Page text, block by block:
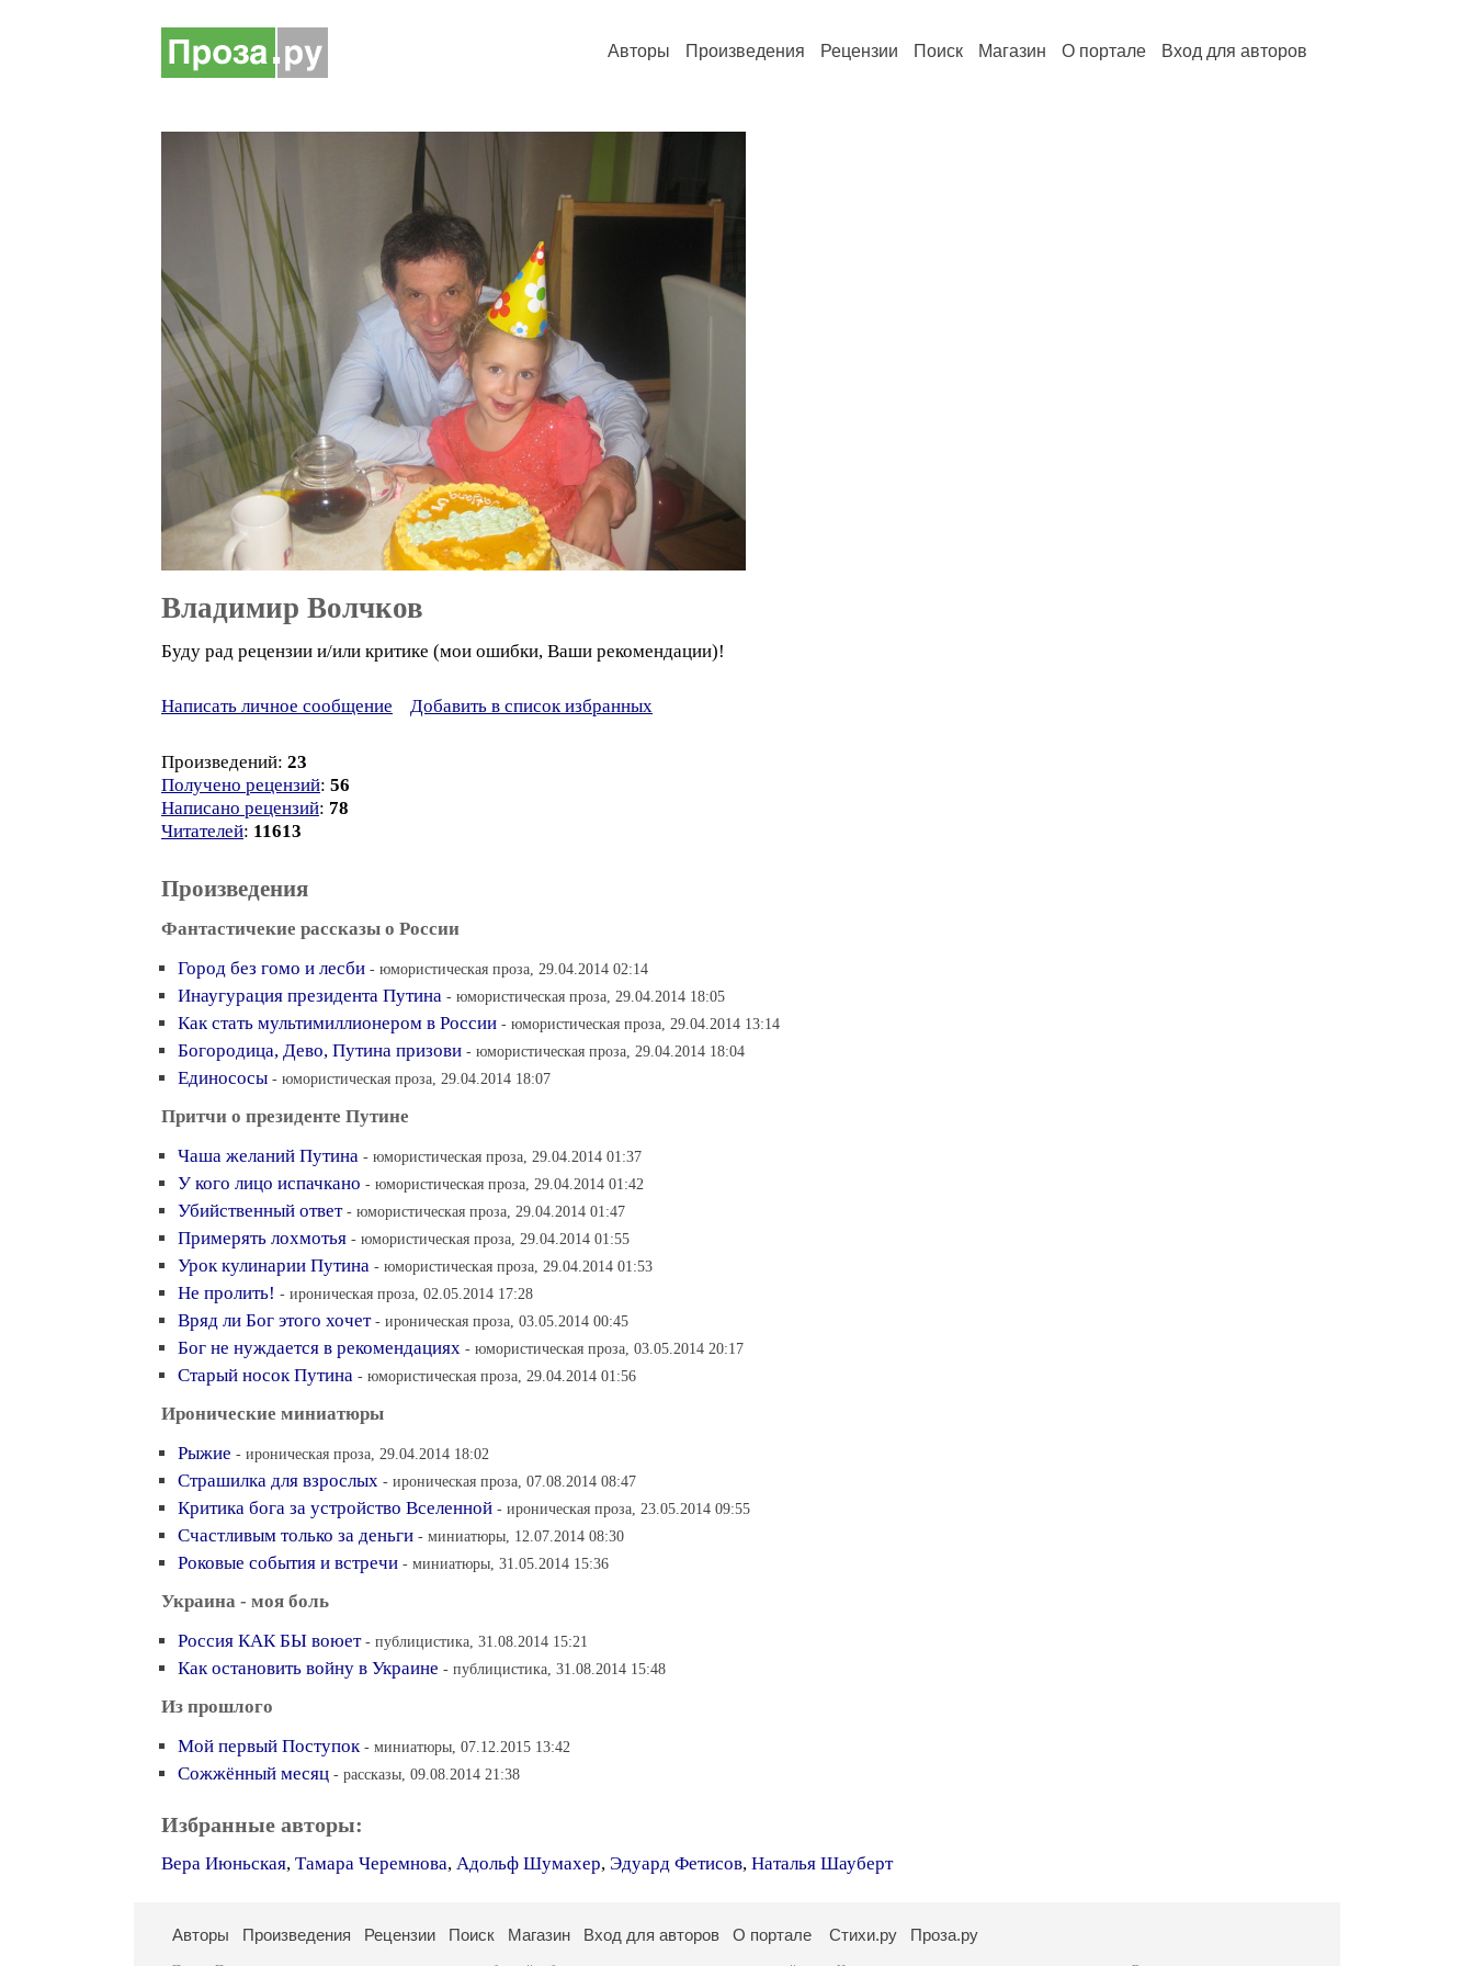
Авторы Произведения Рецензии Поиск Магазин О портале Вход для авторов
Владимир Волчков
Буду рад рецензии и/или критике (мои ошибки, Ваши рекомендации)!
Написать личное сообщение Добавить в список избранных
Произведений: 23
Получено рецензий: 56
Написано рецензий: 78
Читателей: 11613
Произведения
Фантастичекие рассказы о России
Город без гомо и лесби - юмористическая проза, 29.04.2014 02:14
Инаугурация президента Путина - юмористическая проза, 29.04.2014 18:05
Как стать мультимиллионером в России - юмористическая проза, 29.04.2014 13:14
Богородица, Дево, Путина призови - юмористическая проза, 29.04.2014 18:04
Единососы - юмористическая проза, 29.04.2014 18:07
Притчи о президенте Путине
Чаша желаний Путина - юмористическая проза, 29.04.2014 01:37
У кого лицо испачкано - юмористическая проза, 29.04.2014 01:42
Убийственный ответ - юмористическая проза, 29.04.2014 01:47
Примерять лохмотья - юмористическая проза, 29.04.2014 01:55
Урок кулинарии Путина - юмористическая проза, 29.04.2014 01:53
Не пролить! - ироническая проза, 02.05.2014 17:28
Вряд ли Бог этого хочет - ироническая проза, 03.05.2014 00:45
Бог не нуждается в рекомендациях - юмористическая проза, 03.05.2014 20:17
Старый носок Путина - юмористическая проза, 29.04.2014 01:56
Иронические миниатюры
Рыжие - ироническая проза, 29.04.2014 18:02
Страшилка для взрослых - ироническая проза, 07.08.2014 08:47
Критика бога за устройство Вселенной - ироническая проза, 23.05.2014 09:55
Счастливым только за деньги - миниатюры, 12.07.2014 08:30
Роковые события и встречи - миниатюры, 31.05.2014 15:36
Украина - моя боль
Россия КАК БЫ воюет - публицистика, 31.08.2014 15:21
Как остановить войну в Украине - публицистика, 31.08.2014 15:48
Из прошлого
Мой первый Поступок - миниатюры, 07.12.2015 13:42
Сожжённый месяц - рассказы, 09.08.2014 21:38
Избранные авторы:
Вера Июньская, Тамара Черемнова, Адольф Шумахер, Эдуард Фетисов, Наталья Шауберт
Авторы Произведения Рецензии Поиск Магазин Вход для авторов О портале Стихи.ру Проза.ру